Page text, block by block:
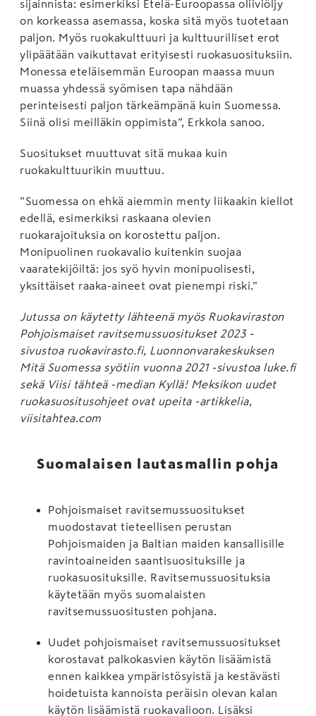
sijainnista: esimerkiksi Etelä-Euroopassa oliiviöljy
on korkeassa asemassa, koska sitä myös tuotetaan
paljon. Myös ruokakulttuuri ja kulttuurilliset erot
ylipäätään vaikuttavat erityisesti ruokasuosituksiin.
Monessa eteläisemmän Euroopan maassa muun
muassa yhdessä syömisen tapa nähdään
perinteisesti paljon tärkeämpänä kuin Suomessa.
Siinä olisi meilläkin oppimista”, Erkkola sanoo.
Suositukset muuttuvat sitä mukaa kuin
ruokakulttuurikin muuttuu.
”Suomessa on ehkä aiemmin menty liikaakin kiellot
edellä, esimerkiksi raskaana olevien
ruokarajoituksia on korostettu paljon.
Monipuolinen ruokavalio kuitenkin suojaa
vaaratekijöiltä: jos syö hyvin monipuolisesti,
yksittäiset raaka-aineet ovat pienempi riski.”
Jutussa on käytetty lähteenä myös Ruokaviraston
Pohjoismaiset ravitsemussuositukset 2023 -
sivustoa ruokavirasto.fi, Luonnonvarakeskuksen
Mitä Suomessa syötiin vuonna 2021 -sivustoa luke.fi
sekä Viisi tähteä -median Kyllä! Meksikon uudet
ruokasuositusohjeet ovat upeita -artikkelia,
viisitahtea.com
Suomalaisen lautasmallin pohja
Pohjoismaiset ravitsemussuositukset
muodostavat tieteellisen perustan
Pohjoismaiden ja Baltian maiden kansallisille
ravintoaineiden saantisuosituksille ja
ruokasuosituksille. Ravitsemussuosituksia
käytetään myös suomalaisten
ravitsemussuositusten pohjana.
Uudet pohjoismaiset ravitsemussuositukset
korostavat palkokasvien käytön lisäämistä
ennen kaikkea ympäristösyistä ja kestävästi
hoidetuista kannoista peräisin olevan kalan
käytön lisäämistä ruokavalioon. Lisäksi